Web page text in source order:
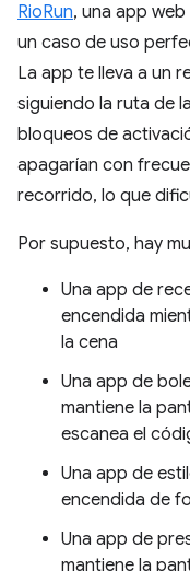
RioRun, una app
un caso de uso
La app te lleva a un
siguiendo la ruta de
bloqueos de
apagarían con
recorrido, lo que
Por supuesto, hay
Una app de
encendida
la cena
Una app de
mantiene la
escanea el
Una app de
encendida de
Una app de
mantiene la